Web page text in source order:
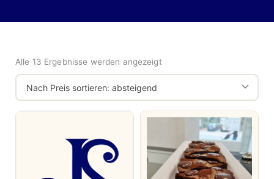
Alle 13 Ergebnisse werden angezeigt